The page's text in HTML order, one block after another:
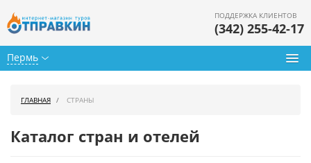
Пермь
ПОДДЕРЖКА КЛИЕНТОВ
(342) 255-42-17
ГЛАВНАЯ СТРАНЫ
Каталог стран и отелей